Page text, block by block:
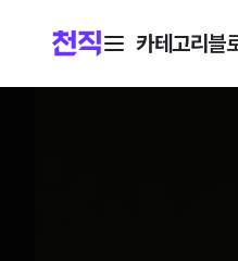
카테고리 블